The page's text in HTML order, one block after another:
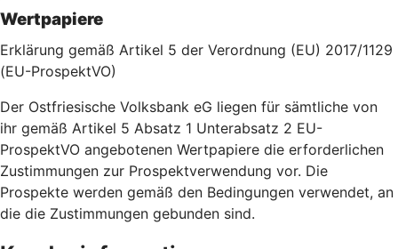
Wertpapiere
Erklärung gemäß Artikel 5 der Verordnung (EU) 2017/1129
(EU-ProspektVO)
Der Ostfriesische Volksbank eG liegen für sämtliche von
ihr gemäß Artikel 5 Absatz 1 Unterabsatz 2 EU-
ProspektVO angebotenen Wertpapiere die erforderlichen
Zustimmungen zur Prospektverwendung vor. Die
Prospekte werden gemäß den Bedingungen verwendet, an
die die Zustimmungen gebunden sind.